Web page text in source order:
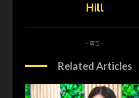
Hill
- 廣告 -
Related Articles